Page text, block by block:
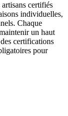
certifiés
individuelles,
Chaque
un haut
certifications
pour